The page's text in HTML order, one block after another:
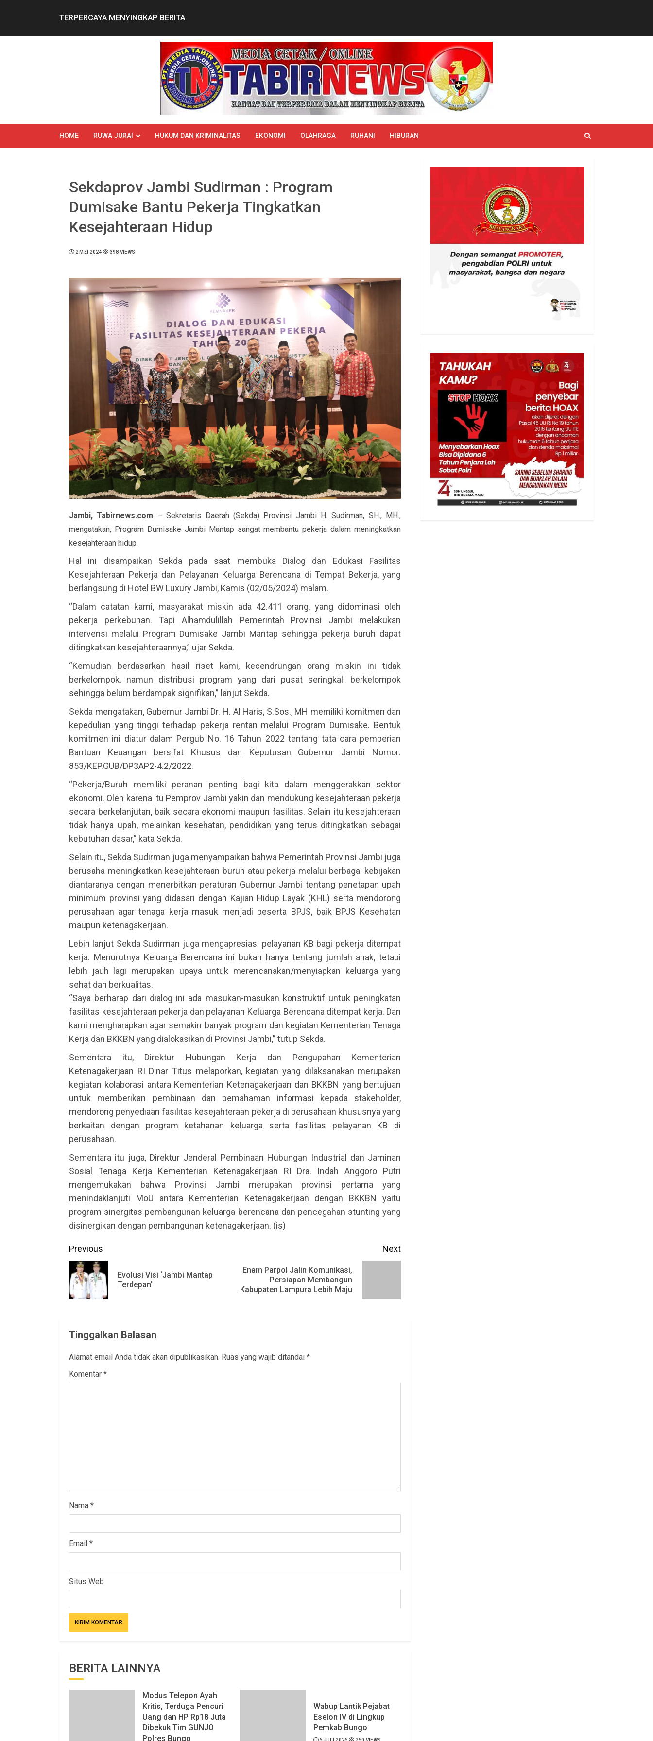
TERPERCAYA MENYINGKAP BERITA
HOME RUWA JURAI HUKUM DAN KRIMINALITAS EKONOMI OLAHRAGA RUHANI HIBURAN
Sekdaprov Jambi Sudirman : Program
Dumisake Bantu Pekerja Tingkatkan
Kesejahteraan Hidup
2 MEI 2024 398 VIEWS
Jambi, Tabirnews.com – Sekretaris Daerah (Sekda) Provinsi Jambi H. Sudirman, SH., MH.,
mengatakan, Program Dumisake Jambi Mantap sangat membantu pekerja dalam meningkatkan
kesejahteraan hidup.
Hal ini disampaikan Sekda pada saat membuka Dialog dan Edukasi Fasilitas
Kesejahteraan Pekerja dan Pelayanan Keluarga Berencana di Tempat Bekerja, yang
berlangsung di Hotel BW Luxury Jambi, Kamis (02/05/2024) malam.
“Dalam catatan kami, masyarakat miskin ada 42.411 orang, yang didominasi oleh
pekerja perkebunan. Tapi Alhamdulillah Pemerintah Provinsi Jambi melakukan
intervensi melalui Program Dumisake Jambi Mantap sehingga pekerja buruh dapat
ditingkatkan kesejahteraannya,” ujar Sekda.
“Kemudian berdasarkan hasil riset kami, kecendrungan orang miskin ini tidak
berkelompok, namun distribusi program yang dari pusat seringkali berkelompok
sehingga belum berdampak signifikan,” lanjut Sekda.
Sekda mengatakan, Gubernur Jambi Dr. H. Al Haris, S.Sos., MH memiliki komitmen dan
kepedulian yang tinggi terhadap pekerja rentan melalui Program Dumisake. Bentuk
komitmen ini diatur dalam Pergub No. 16 Tahun 2022 tentang tata cara pemberian
Bantuan Keuangan bersifat Khusus dan Keputusan Gubernur Jambi Nomor:
853/KEP.GUB/DP3AP2-4.2/2022.
“Pekerja/Buruh memiliki peranan penting bagi kita dalam menggerakkan sektor
ekonomi. Oleh karena itu Pemprov Jambi yakin dan mendukung kesejahteraan pekerja
secara berkelanjutan, baik secara ekonomi maupun fasilitas. Selain itu kesejahteraan
tidak hanya upah, melainkan kesehatan, pendidikan yang terus ditingkatkan sebagai
kebutuhan dasar,” kata Sekda.
Selain itu, Sekda Sudirman juga menyampaikan bahwa Pemerintah Provinsi Jambi juga
berusaha meningkatkan kesejahteraan buruh atau pekerja melalui berbagai kebijakan
diantaranya dengan menerbitkan peraturan Gubernur Jambi tentang penetapan upah
minimum provinsi yang didasari dengan Kajian Hidup Layak (KHL) serta mendorong
perusahaan agar tenaga kerja masuk menjadi peserta BPJS, baik BPJS Kesehatan
maupun ketenagakerjaan.
Lebih lanjut Sekda Sudirman juga mengapresiasi pelayanan KB bagi pekerja ditempat
kerja. Menurutnya Keluarga Berencana ini bukan hanya tentang jumlah anak, tetapi
lebih jauh lagi merupakan upaya untuk merencanakan/menyiapkan keluarga yang
sehat dan berkualitas.
“Saya berharap dari dialog ini ada masukan-masukan konstruktif untuk peningkatan
fasilitas kesejahteraan pekerja dan pelayanan Keluarga Berencana ditempat kerja. Dan
kami mengharapkan agar semakin banyak program dan kegiatan Kementerian Tenaga
Kerja dan BKKBN yang dialokasikan di Provinsi Jambi,” tutup Sekda.
Sementara itu, Direktur Hubungan Kerja dan Pengupahan Kementerian
Ketenagakerjaan RI Dinar Titus melaporkan, kegiatan yang dilaksanakan merupakan
kegiatan kolaborasi antara Kementerian Ketenagakerjaan dan BKKBN yang bertujuan
untuk memberikan pembinaan dan pemahaman informasi kepada stakeholder,
mendorong penyediaan fasilitas kesejahteraan pekerja di perusahaan khususnya yang
berkaitan dengan program ketahanan keluarga serta fasilitas pelayanan KB di
perusahaan.
Sementara itu juga, Direktur Jenderal Pembinaan Hubungan Industrial dan Jaminan
Sosial Tenaga Kerja Kementerian Ketenagakerjaan RI Dra. Indah Anggoro Putri
mengemukakan bahwa Provinsi Jambi merupakan provinsi pertama yang
menindaklanjuti MoU antara Kementerian Ketenagakerjaan dengan BKKBN yaitu
program sinergitas pembangunan keluarga berencana dan pencegahan stunting yang
disinergikan dengan pembangunan ketenagakerjaan. (is)
Continue
Reading
Previous
post:
Evolusi Visi ‘Jambi Mantap
Terdepan’
Next
post:
Enam Parpol Jalin Komunikasi,
Persiapan Membangun
Kabupaten Lampura Lebih Maju
Tinggalkan Balasan
Alamat email Anda tidak akan dipublikasikan. Ruas yang wajib ditandai *
Komentar *
Nama *
Email *
Situs Web
BERITA LAINNYA
Modus Telepon Ayah
Kritis, Terduga Pencuri
Uang dan HP Rp18 Juta
Dibekuk Tim GUNJO
Polres Bungo
Wabup Lantik Pejabat
Eselon IV di Lingkup
Pemkab Bungo
6 JULI 2026 250 VIEWS